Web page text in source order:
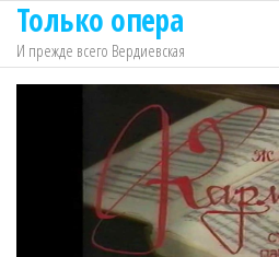
Перейти
содержимому
Только опера
И прежде всего Вердиевская